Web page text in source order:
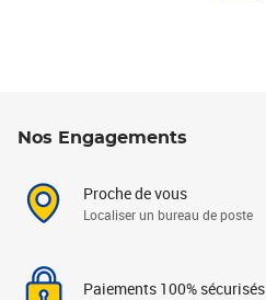
Nos Engagements
Proche de vous
Localiser un bureau de poste
Paiements 100% sécurisés